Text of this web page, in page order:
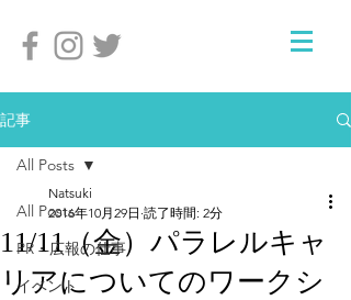
記事
All Posts
PR・広報の仕事
イベント
All Posts
11/11（金）パラレルキャ
リアについてのワークシ
Natsuki
2016年10月29日 読了時間: 2分